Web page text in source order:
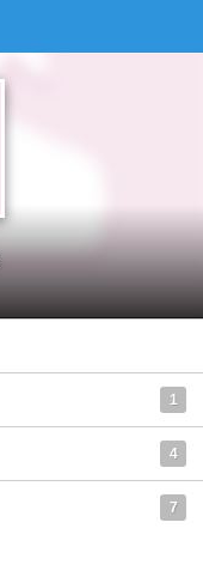
1
4
7